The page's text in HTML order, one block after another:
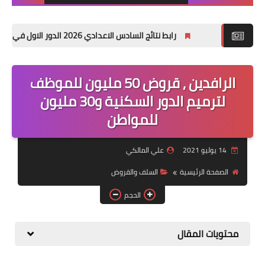
اخبار وزارة التربية والتعليم
اخبار وزارة العمل وهيئة
التقاعد
قسم التطبيقات
قطع الاراضي
الربح من الانترنت
رابط نتائج السادس الاعدادي 2026 الدور الاول في العراق | موقع نتائجنا
الرافدين , قروض 50 مليون للموظف
لترميم الدور السكنية و30 مليون
للمواطن
14 يوليو 2021
علي المالكي
الصفحة الرئيسية
السلف والقروض
الحجم
محتويات المقال